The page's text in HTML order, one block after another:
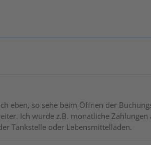
eben, so sehe beim Öffnen der
Ich würde z.B. monatliche
Tankstelle oder Lebensmittelläden.